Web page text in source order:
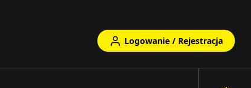
Logowanie / Rejestracja